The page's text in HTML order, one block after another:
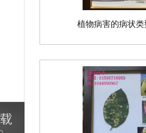
植物病害的病状